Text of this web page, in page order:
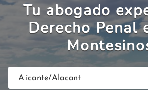
Tu abogado
Derecho Penal
Alicante/Alacant